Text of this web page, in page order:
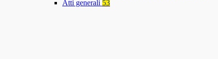
Atti generali 53